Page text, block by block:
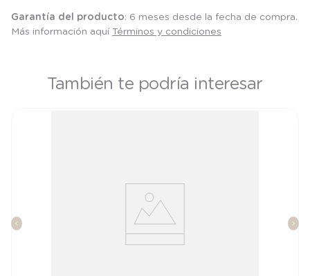
Garantía del producto: 6 meses desde la fecha de compra.
Más información aquí Términos y condiciones
También te podría interesar